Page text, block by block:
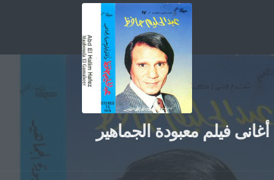
أغانى فيلم معبودة الجماهير